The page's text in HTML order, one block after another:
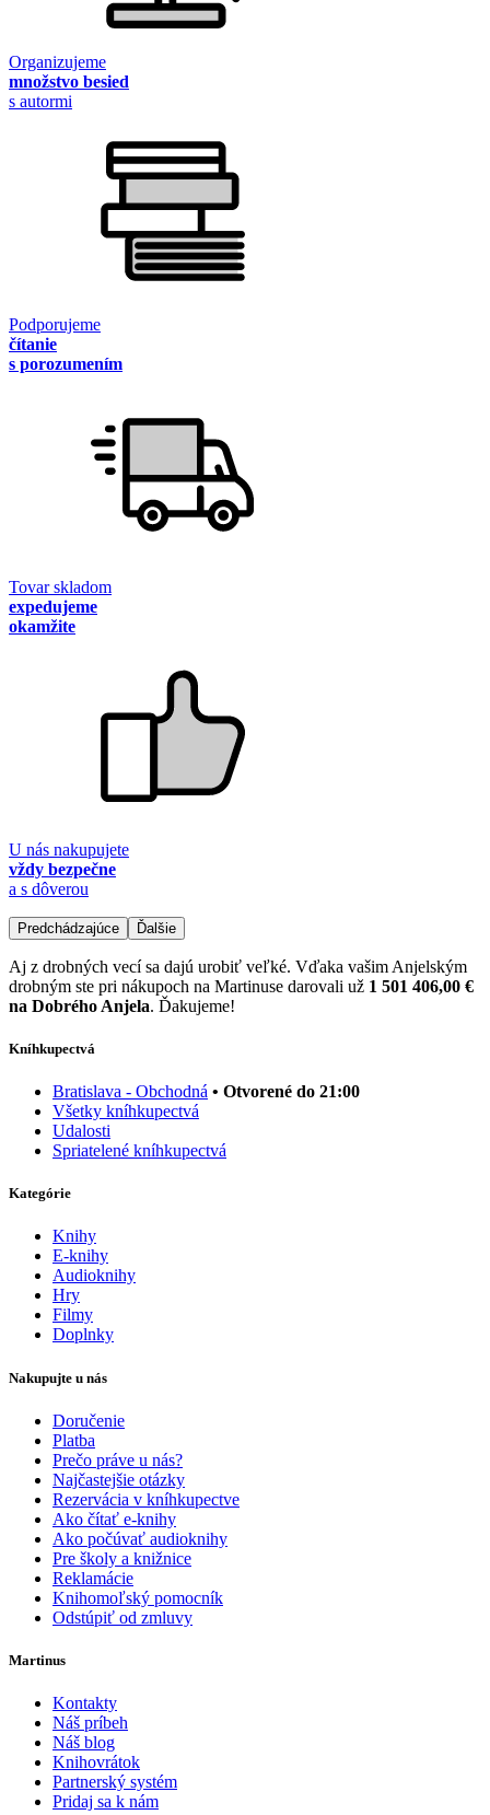
Organizujeme
množstvo besied
s autormi
Podporujeme
čítanie
s porozumením
Tovar skladom
expedujeme
okamžite
U nás nakupujete
vždy bezpečne
a s dôverou
Predchádzajúce Ďalšie
Aj z drobných vecí sa dajú urobiť veľké. Vďaka vašim Anjelským
drobným ste pri nákupoch na Martinuse darovali už 1 501 406,00 €
na Dobrého Anjela. Ďakujeme!
Kníhkupectvá
Bratislava - Obchodná • Otvorené do 21:00
Všetky kníhkupectvá
Udalosti
Spriatelené kníhkupectvá
Kategórie
Knihy
E-knihy
Audioknihy
Hry
Filmy
Doplnky
Nakupujte u nás
Doručenie
Platba
Prečo práve u nás?
Najčastejšie otázky
Rezervácia v kníhkupectve
Ako čítať e-knihy
Ako počúvať audioknihy
Pre školy a knižnice
Reklamácie
Knihomoľský pomocník
Odstúpiť od zmluvy
Martinus
Kontakty
Náš príbeh
Náš blog
Knihovrátok
Partnerský systém
Pridaj sa k nám